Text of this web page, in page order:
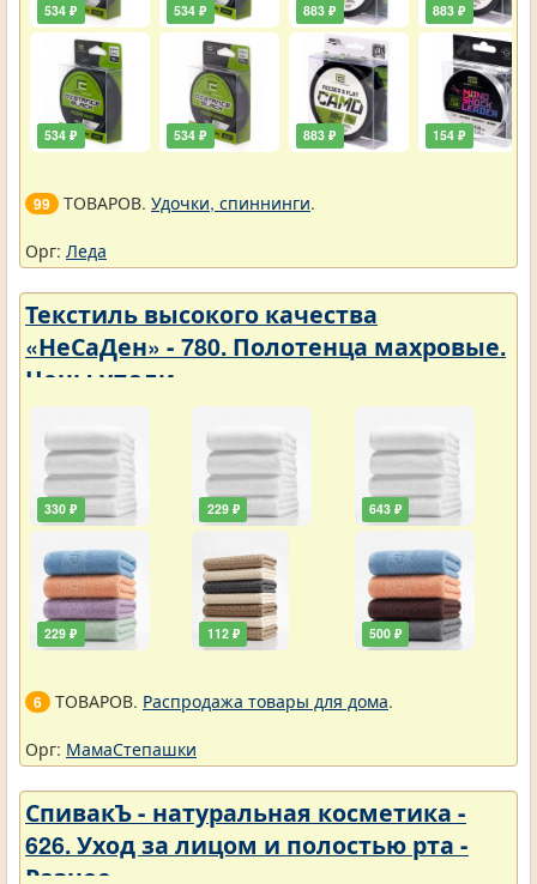
534 ₽
534 ₽
534 ₽
534 ₽
883 ₽
883 ₽
883 ₽
154 ₽
99 ТОВАРОВ. Удочки, спиннинги.
Орг: Леда
Текстиль высокого качества
«НеСаДен» - 780. Полотенца махровые.
Цены упали
330 ₽
229 ₽
229 ₽
112 ₽
643 ₽
500 ₽
6 ТОВАРОВ. Распродажа товары для дома.
Орг: МамаСтепашки
СпивакЪ - натуральная косметика -
626. Уход за лицом и полостью рта -